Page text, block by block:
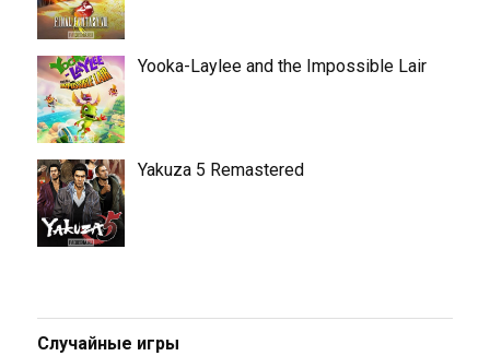
Yooka-Laylee and the Impossible Lair
Yakuza 5 Remastered
Случайные игры